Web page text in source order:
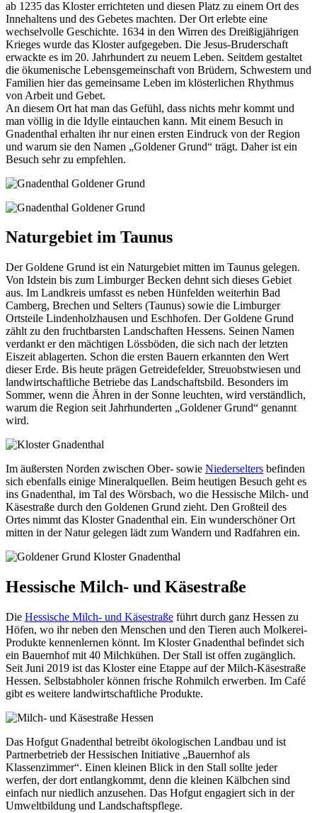
ab 1235 das Kloster errichteten und diesen Platz zu einem Ort des
Innehaltens und des Gebetes machten. Der Ort erlebte eine
wechselvolle Geschichte. 1634 in den Wirren des Dreißigjährigen
Krieges wurde das Kloster aufgegeben. Die Jesus-Bruderschaft
erwackte es im 20. Jahrhundert zu neuem Leben. Seitdem gestaltet
die ökumenische Lebensgemeinschaft von Brüdern, Schwestern und
Familien hier das gemeinsame Leben im klösterlichen Rhythmus
von Arbeit und Gebet.
An diesem Ort hat man das Gefühl, dass nichts mehr kommt und
man völlig in die Idylle eintauchen kann. Mit einem Besuch in
Gnadenthal erhalten ihr nur einen ersten Eindruck von der Region
und warum sie den Namen „Goldener Grund“ trägt. Daher ist ein
Besuch sehr zu empfehlen.
Naturgebiet im Taunus
Der Goldene Grund ist ein Naturgebiet mitten im Taunus gelegen.
Von Idstein bis zum Limburger Becken dehnt sich dieses Gebiet
aus. Im Landkreis umfasst es neben Hünfelden weiterhin Bad
Camberg, Brechen und Selters (Taunus) sowie die Limburger
Ortsteile Lindenholzhausen und Eschhofen. Der Goldene Grund
zählt zu den fruchtbarsten Landschaften Hessens. Seinen Namen
verdankt er den mächtigen Lössböden, die sich nach der letzten
Eiszeit ablagerten. Schon die ersten Bauern erkannten den Wert
dieser Erde. Bis heute prägen Getreidefelder, Streuobstwiesen und
landwirtschaftliche Betriebe das Landschaftsbild. Besonders im
Sommer, wenn die Ähren in der Sonne leuchten, wird verständlich,
warum die Region seit Jahrhunderten „Goldener Grund“ genannt
wird.
Im äußersten Norden zwischen Ober- sowie Niederselters befinden
sich ebenfalls einige Mineralquellen. Beim heutigen Besuch geht es
ins Gnadenthal, im Tal des Wörsbach, wo die Hessische Milch- und
Käsestraße durch den Goldenen Grund zieht. Den Großteil des
Ortes nimmt das Kloster Gnadenthal ein. Ein wunderschöner Ort
mitten in der Natur gelegen lädt zum Wandern und Radfahren ein.
Hessische Milch- und Käsestraße
Die Hessische Milch- und Käsestraße führt durch ganz Hessen zu
Höfen, wo ihr neben den Menschen und den Tieren auch Molkerei-
Produkte kennenlernen könnt. Im Kloster Gnadenthal befindet sich
ein Bauernhof mit 40 Milchkühen. Der Stall ist offen zugänglich.
Seit Juni 2019 ist das Kloster eine Etappe auf der Milch-Käsestraße
Hessen. Selbstabholer können frische Rohmilch erwerben. Im Café
gibt es weitere landwirtschaftliche Produkte.
Das Hofgut Gnadenthal betreibt ökologischen Landbau und ist
Partnerbetrieb der Hessischen Initiative „Bauernhof als
Klassenzimmer“. Einen kleinen Blick in den Stall sollte jeder
werfen, der dort entlangkommt, denn die kleinen Kälbchen sind
einfach nur niedlich anzusehen. Das Hofgut engagiert sich in der
Umweltbildung und Landschaftspflege.